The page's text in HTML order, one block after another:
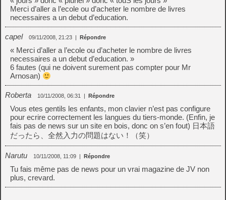
Merci d’aller a l’ecole ou d’acheter le nombre de livres
necessaires a un debut d’education.
capel 09/11/2008, 21:23 | Répondre
« Merci d’aller a l’ecole ou d’acheter le nombre de livres
necessaires a un debut d’education. »
6 fautes (qui ne doivent surement pas compter pour Mr
Arnosan)
Roberta 10/11/2008, 06:31 | Répondre
Vous etes gentils les enfants, mon clavier n’est pas configure
pour ecrire correctement les langues du tiers-monde. (Enfin, je
fais pas de news sur un site en bois, donc on s’en fout) 日本語
だったら、全然入力の問題はない！（笑）
Narutu 10/11/2008, 11:09 | Répondre
Tu fais même pas de news pour un vrai magazine de JV non
plus, crevard.